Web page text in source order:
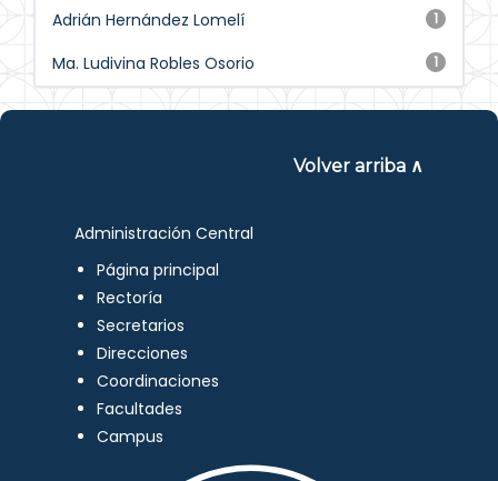
1
Adrián Hernández Lomelí
1
Ma. Ludivina Robles Osorio
Volver arriba ∧
Administración Central
Página principal
Rectoría
Secretarios
Direcciones
Coordinaciones
Facultades
Campus